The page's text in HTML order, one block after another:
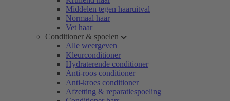
Middelen tegen haaruitval
Normaal haar
Vet haar
Conditioner & spoelen
Alle weergeven
Kleurconditioner
Hydraterende conditioner
Anti-roos conditioner
Anti-kroes conditioner
Afzetting & reparatiespoeling